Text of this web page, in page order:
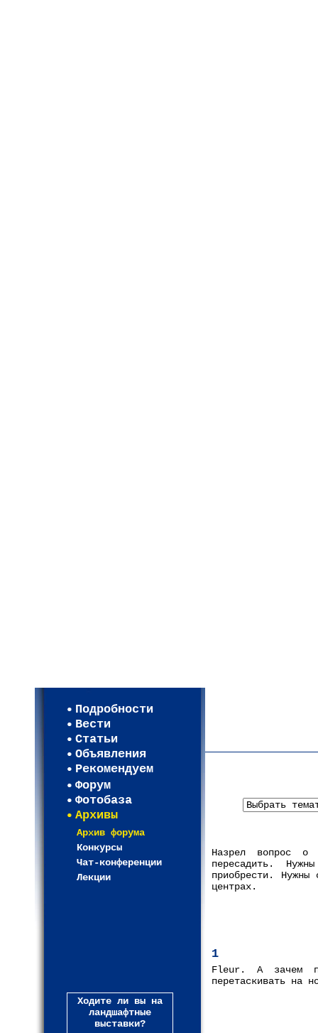
Подробности
Вести
Статьи
Объявления
Рекомендуем
Форум
Фотобаза
Архивы
Архив форума
Конкурсы
Чат-конференции
Лекции
Ходите ли вы на
ландшафтные
выставки?
Назрел вопрос о
пересадить.
приобрести. Нужны
центрах.
1
Fleur. А зачем
перетаскивать на